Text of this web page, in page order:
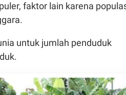
faktor lain karena
untuk jumlah penduduk